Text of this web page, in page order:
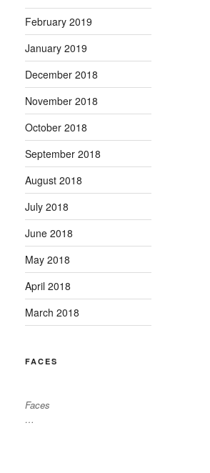
February 2019
January 2019
December 2018
November 2018
October 2018
September 2018
August 2018
July 2018
June 2018
May 2018
April 2018
March 2018
FACES
Faces
…